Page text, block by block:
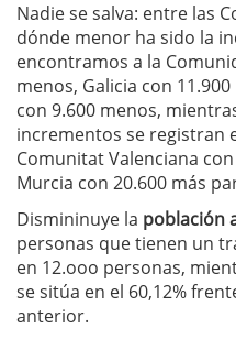
Nadie se salva: entre las
dónde menor ha sido la
encontramos a la
menos, Galicia con
con 9.600 menos,
incrementos se registran
Comunitat Valenciana
Murcia con 20.600 más
Dismininuye la población
personas que tienen un
en 12.ooo personas,
se sitúa en el 60,12%
anterior.